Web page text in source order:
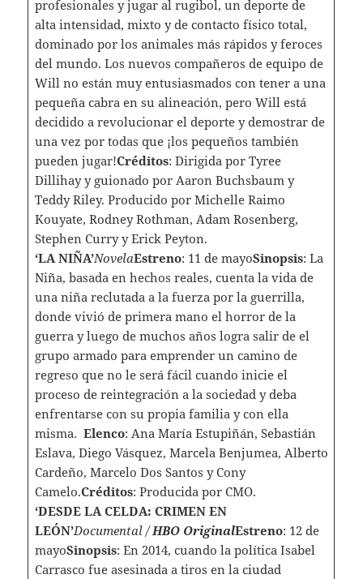
profesionales y jugar al rugibol, un deporte de
alta intensidad, mixto y de contacto físico total,
dominado por los animales más rápidos y feroces
del mundo. Los nuevos compañeros de equipo de
Will no están muy entusiasmados con tener a una
pequeña cabra en su alineación, pero Will está
decidido a revolucionar el deporte y demostrar de
una vez por todas que ¡los pequeños también
pueden jugar!Créditos: Dirigida por Tyree
Dillihay y guionado por Aaron Buchsbaum y
Teddy Riley. Producido por Michelle Raimo
Kouyate, Rodney Rothman, Adam Rosenberg,
Stephen Curry y Erick Peyton.
‘LA NIÑA’NovelaEstreno: 11 de mayoSinopsis: La
Niña, basada en hechos reales, cuenta la vida de
una niña reclutada a la fuerza por la guerrilla,
donde vivió de primera mano el horror de la
guerra y luego de muchos años logra salir de el
grupo armado para emprender un camino de
regreso que no le será fácil cuando inicie el
proceso de reintegración a la sociedad y deba
enfrentarse con su propia familia y con ella
misma. Elenco: Ana María Estupiñán, Sebastián
Eslava, Diego Vásquez, Marcela Benjumea, Alberto
Cardeño, Marcelo Dos Santos y Cony
Camelo.Créditos: Producida por CMO.
‘DESDE LA CELDA: CRIMEN EN
LEÓN’Documental /HBO OriginalEstreno: 12 de
mayoSinopsis: En 2014, cuando la política Isabel
Carrasco fue asesinada a tiros en la ciudad